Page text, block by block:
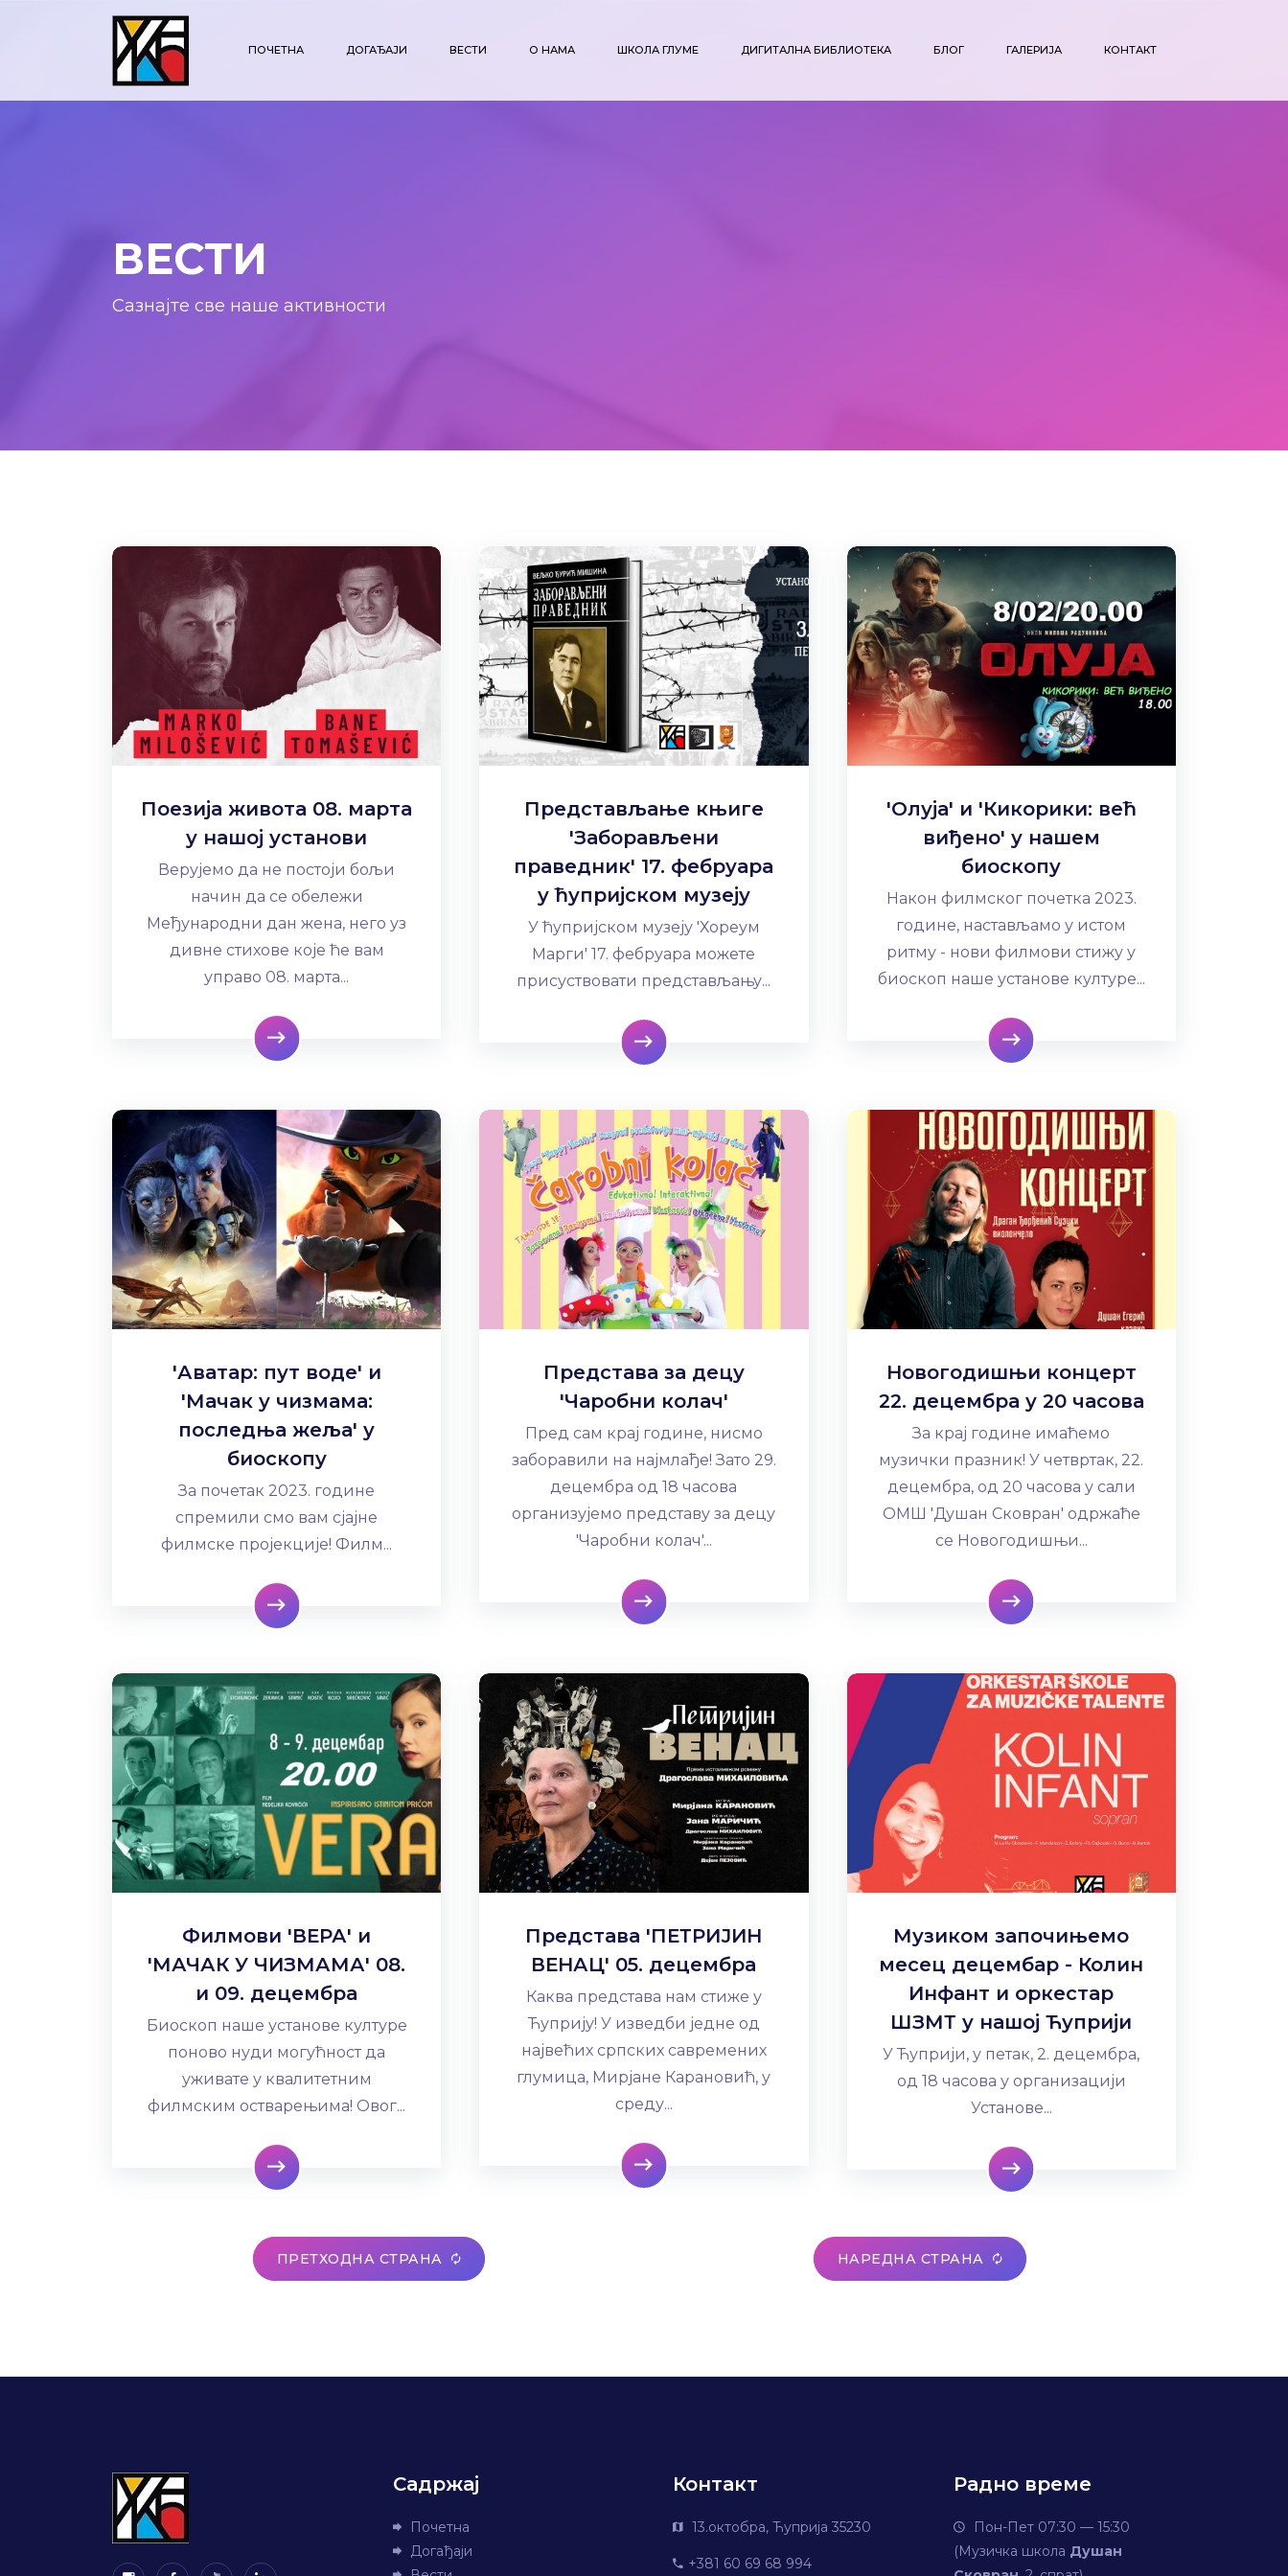
ПОЧЕТНА ДОГАЂАЈИ ВЕСТИ О НАМА ШКОЛА ГЛУМЕ ДИГИТАЛНА БИБЛИОТЕКА БЛОГ ГАЛЕРИЈА КОНТАКТ
ВЕСТИ
Сазнајте све наше активности
Поезија живота 08. марта
у нашој установи
Верујемо да не постоји бољи
начин да се обележи
Међународни дан жена, него уз
дивне стихове које ће вам
управо 08. марта...
Представљање књиге
'Заборављени
праведник' 17. фебруара
у ћупријском музеју
У ћупријском музеју 'Хореум
Марги' 17. фебруара можете
присуствовати представљању...
'Олуја' и 'Кикорики: већ
виђено' у нашем
биоскопу
Након филмског почетка 2023.
године, настављамо у истом
ритму - нови филмови стижу у
биоскоп наше установе културе...
'Аватар: пут воде' и
'Мачак у чизмама:
последња жеља' у
биоскопу
За почетак 2023. године
спремили смо вам сјајне
филмске пројекције! Филм...
Представа за децу
'Чаробни колач'
Пред сам крај године, нисмо
заборавили на најмлађе! Зато 29.
децембра од 18 часова
организујемо представу за децу
'Чаробни колач'...
Новогодишњи концерт
22. децембра у 20 часова
За крај године имаћемо
музички празник! У четвртак, 22.
децембра, од 20 часова у сали
ОМШ 'Душан Сковран' одржаће
се Новогодишњи...
Филмови 'ВЕРА' и
'МАЧАК У ЧИЗМАМА' 08.
и 09. децембра
Биоскоп наше установе културе
поново нуди могућност да
уживате у квалитетним
филмским остварењима! Овог...
Представа 'ПЕТРИЈИН
ВЕНАЦ' 05. децембра
Каква представа нам стиже у
Ћуприју! У изведби једне од
највећих српских савремених
глумица, Мирјане Карановић, у
среду...
Музиком започињемо
месец децембар - Колин
Инфант и оркестар
ШЗМТ у нашој Ћуприји
У Ћуприји, у петак, 2. децембра,
од 18 часова у организацији
Установе...
ПРЕТХОДНА СТРАНА НАРЕДНА СТРАНА
Садржај
Почетна
Догађаји
Контакт
13.октобра, Ћуприја 35230
+381 60 69 68 994
Радно време
Пон-Пет 07:30 — 15:30
(Музичка школа Душан